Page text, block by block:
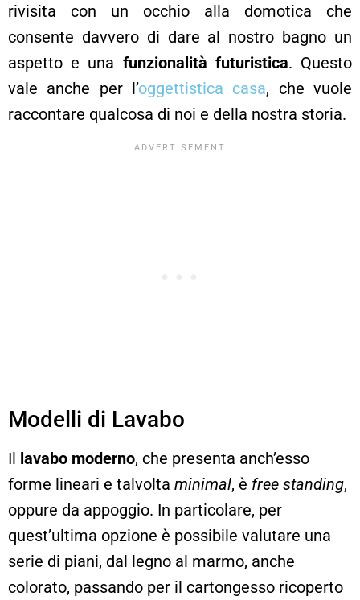
rivisita con un occhio alla domotica che
consente davvero di dare al nostro bagno un
aspetto e una funzionalità futuristica. Questo
vale anche per l’oggettistica casa, che vuole
raccontare qualcosa di noi e della nostra storia.
Modelli di Lavabo
Il lavabo moderno, che presenta anch’esso
forme lineari e talvolta minimal, è free standing,
oppure da appoggio. In particolare, per
quest’ultima opzione è possibile valutare una
serie di piani, dal legno al marmo, anche
colorato, passando per il cartongesso ricoperto